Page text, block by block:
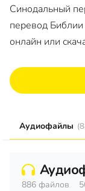
Синодальный
перевод Библии
онлайн или
Аудиофайлы
886 файлов